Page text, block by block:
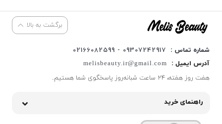
برگشت به بالا
شماره تماس :
09307242917 - 02166082599
آدرس ایمیل :
melisbeauty.ir@gmail.com
هفت روز هفته، ۲۴ ساعت شبانه‌روز پاسخگوی شما هستیم.
راهنمای خرید